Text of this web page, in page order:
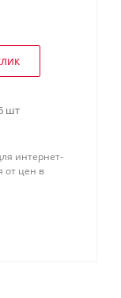
6 шт
интернет-
от цен в